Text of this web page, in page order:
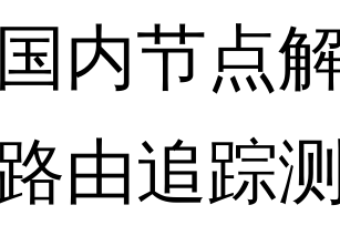
内节点
由追踪